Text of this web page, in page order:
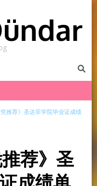
凭推荐》圣达菲学院毕业证成绩
推荐》圣